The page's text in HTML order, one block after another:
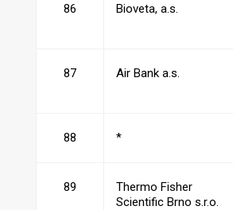
86 Bioveta, a.s.
87 Air Bank a.s.
88 *
89
Thermo Fisher
Scientific Brno s.r.o.